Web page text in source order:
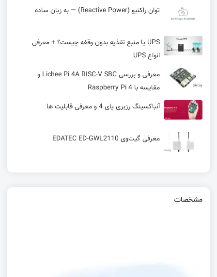
توان راکتیو (Reactive Power) — به زبان ساده
UPS یا منبع تغذیه بدون وقفه چیست؟ + معرفی
انواع UPS
معرفی و بررسی Lichee Pi 4A RISC-V SBC و
مقایسه با Raspberry Pi 4
آنباکسینگ رزبری پای 4 و معرفی قابلیت ها
معرفی گیت‌وی EDATEC ED-GWL2110
مشخصات